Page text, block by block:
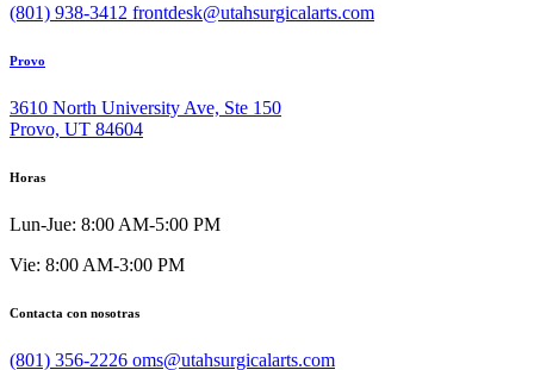
(801) 938-3412 frontdesk@utahsurgicalarts.com
Provo
3610 North University Ave, Ste 150
Provo, UT 84604
Horas
Lun-Jue: 8:00 AM-5:00 PM
Vie: 8:00 AM-3:00 PM
Contacta con nosotras
(801) 356-2226 oms@utahsurgicalarts.com